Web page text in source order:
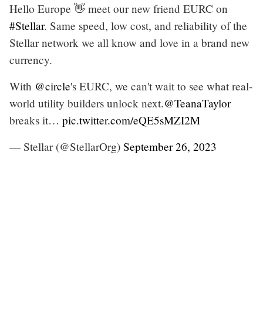
Hello Europe 👋 meet our new friend EURC on
#Stellar. Same speed, low cost, and reliability of the
Stellar network we all know and love in a brand new
currency.
With @circle's EURC, we can't wait to see what real-
world utility builders unlock next.@TeanaTaylor
breaks it… pic.twitter.com/eQE5sMZI2M
— Stellar (@StellarOrg) September 26, 2023